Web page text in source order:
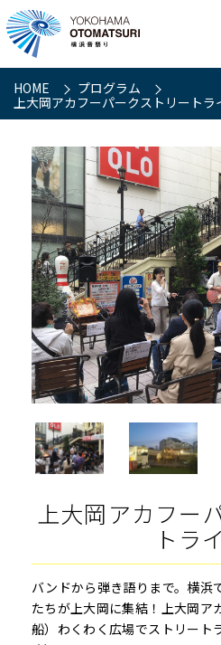
HOME
プログラム
上大岡アカフーパークストリートラ
上大岡アカフー
トラ
バンドから弾き語りまで。横浜
たちが上大岡に集結！上大岡ア
船）わくわく広場でストリート